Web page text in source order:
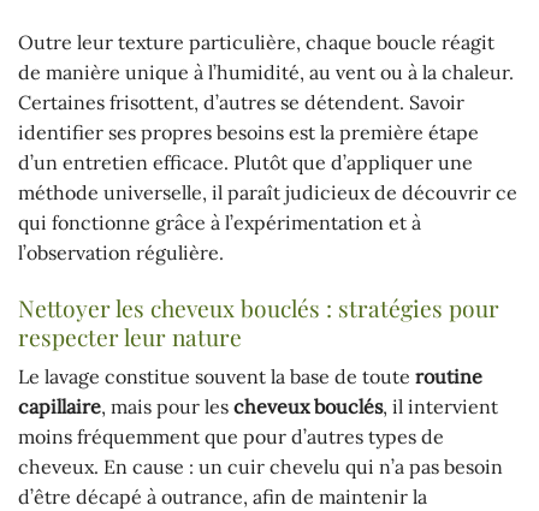
Outre leur texture particulière, chaque boucle réagit
de manière unique à l’humidité, au vent ou à la chaleur.
Certaines frisottent, d’autres se détendent. Savoir
identifier ses propres besoins est la première étape
d’un entretien efficace. Plutôt que d’appliquer une
méthode universelle, il paraît judicieux de découvrir ce
qui fonctionne grâce à l’expérimentation et à
l’observation régulière.
Nettoyer les cheveux bouclés : stratégies pour
respecter leur nature
Le lavage constitue souvent la base de toute routine
capillaire, mais pour les cheveux bouclés, il intervient
moins fréquemment que pour d’autres types de
cheveux. En cause : un cuir chevelu qui n’a pas besoin
d’être décapé à outrance, afin de maintenir la